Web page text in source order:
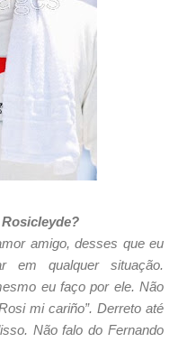
amigo, desses que eu
em qualquer situação.
eu faço por ele. Não
mi cariño”. Derreto até
Não falo do Fernando